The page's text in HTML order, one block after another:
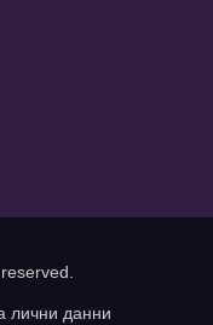
лични данни